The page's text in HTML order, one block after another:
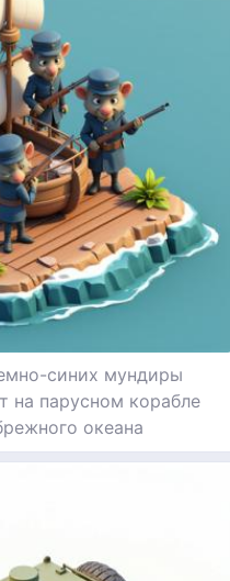
синих мундиры
на парусном корабле
океана